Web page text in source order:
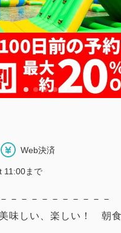
Web決済
11:00まで
－－－－－－－－－－
味しい、楽しい！ 朝